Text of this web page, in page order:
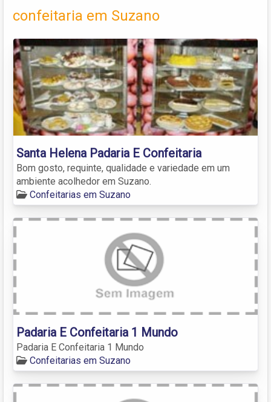
confeitaria em Suzano
Santa Helena Padaria E Confeitaria
Bom gosto, requinte, qualidade e variedade em um
ambiente acolhedor em Suzano.
Confeitarias em Suzano
Padaria E Confeitaria 1 Mundo
Padaria E Confeitaria 1 Mundo
Confeitarias em Suzano